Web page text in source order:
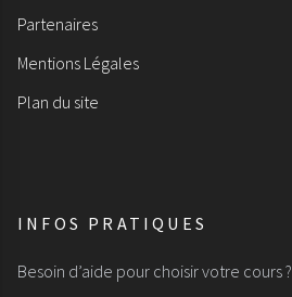
Partenaires
Mentions Légales
Plan du site
INFOS PRATIQUES
Besoin d’aide pour choisir votre cours ?